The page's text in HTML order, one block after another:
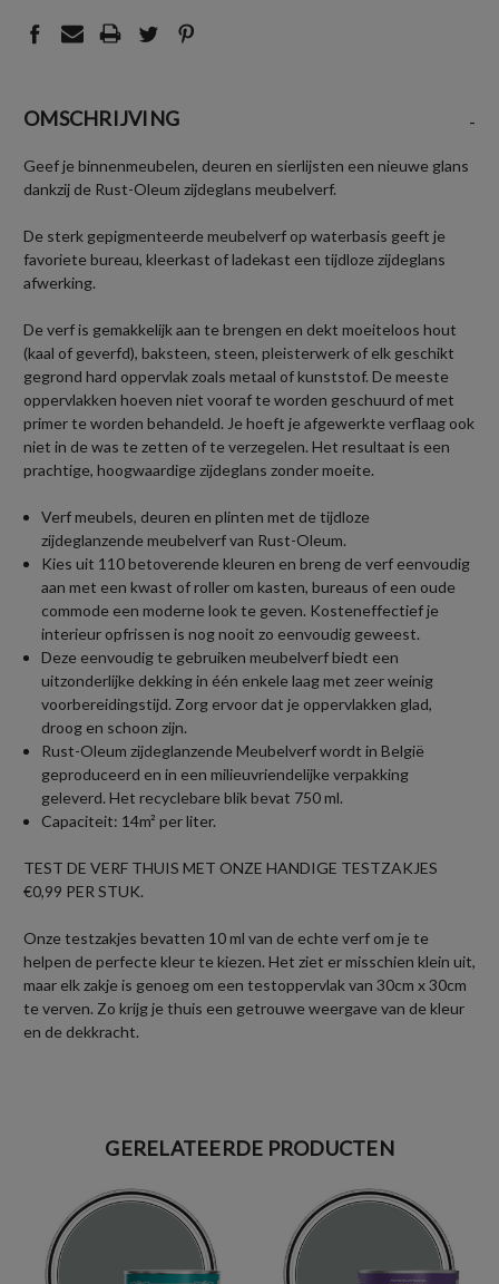
OMSCHRIJVING -
Geef je binnenmeubelen, deuren en sierlijsten een nieuwe glans
dankzij de Rust-Oleum zijdeglans meubelverf.
De sterk gepigmenteerde meubelverf op waterbasis geeft je
favoriete bureau, kleerkast of ladekast een tijdloze zijdeglans
afwerking.
De verf is gemakkelijk aan te brengen en dekt moeiteloos hout
(kaal of geverfd), baksteen, steen, pleisterwerk of elk geschikt
gegrond hard oppervlak zoals metaal of kunststof. De meeste
oppervlakken hoeven niet vooraf te worden geschuurd of met
primer te worden behandeld. Je hoeft je afgewerkte verflaag ook
niet in de was te zetten of te verzegelen. Het resultaat is een
prachtige, hoogwaardige zijdeglans zonder moeite.
Verf meubels, deuren en plinten met de tijdloze
zijdeglanzende meubelverf van Rust-Oleum.
Kies uit 110 betoverende kleuren en breng de verf eenvoudig
aan met een kwast of roller om kasten, bureaus of een oude
commode een moderne look te geven. Kosteneffectief je
interieur opfrissen is nog nooit zo eenvoudig geweest.
Deze eenvoudig te gebruiken meubelverf biedt een
uitzonderlijke dekking in één enkele laag met zeer weinig
voorbereidingstijd. Zorg ervoor dat je oppervlakken glad,
droog en schoon zijn.
Rust-Oleum zijdeglanzende Meubelverf wordt in België
geproduceerd en in een milieuvriendelijke verpakking
geleverd. Het recyclebare blik bevat 750 ml.
Capaciteit: 14m² per liter.
TEST DE VERF THUIS MET ONZE HANDIGE TESTZAKJES
€0,99 PER STUK.
Onze testzakjes bevatten 10 ml van de echte verf om je te
helpen de perfecte kleur te kiezen. Het ziet er misschien klein uit,
maar elk zakje is genoeg om een testoppervlak van 30cm x 30cm
te verven. Zo krijg je thuis een getrouwe weergave van de kleur
en de dekkracht.
GERELATEERDE PRODUCTEN